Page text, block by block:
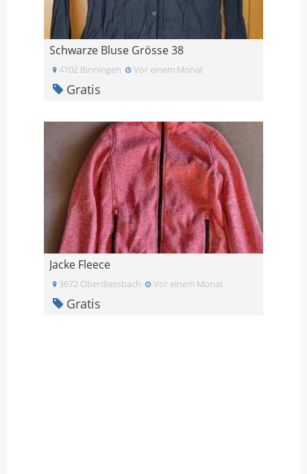
Schwarze Bluse Grösse 38
4102 Binningen Vor einem Monat
Gratis
Jacke Fleece
3672 Oberdiessbach Vor einem Monat
Gratis